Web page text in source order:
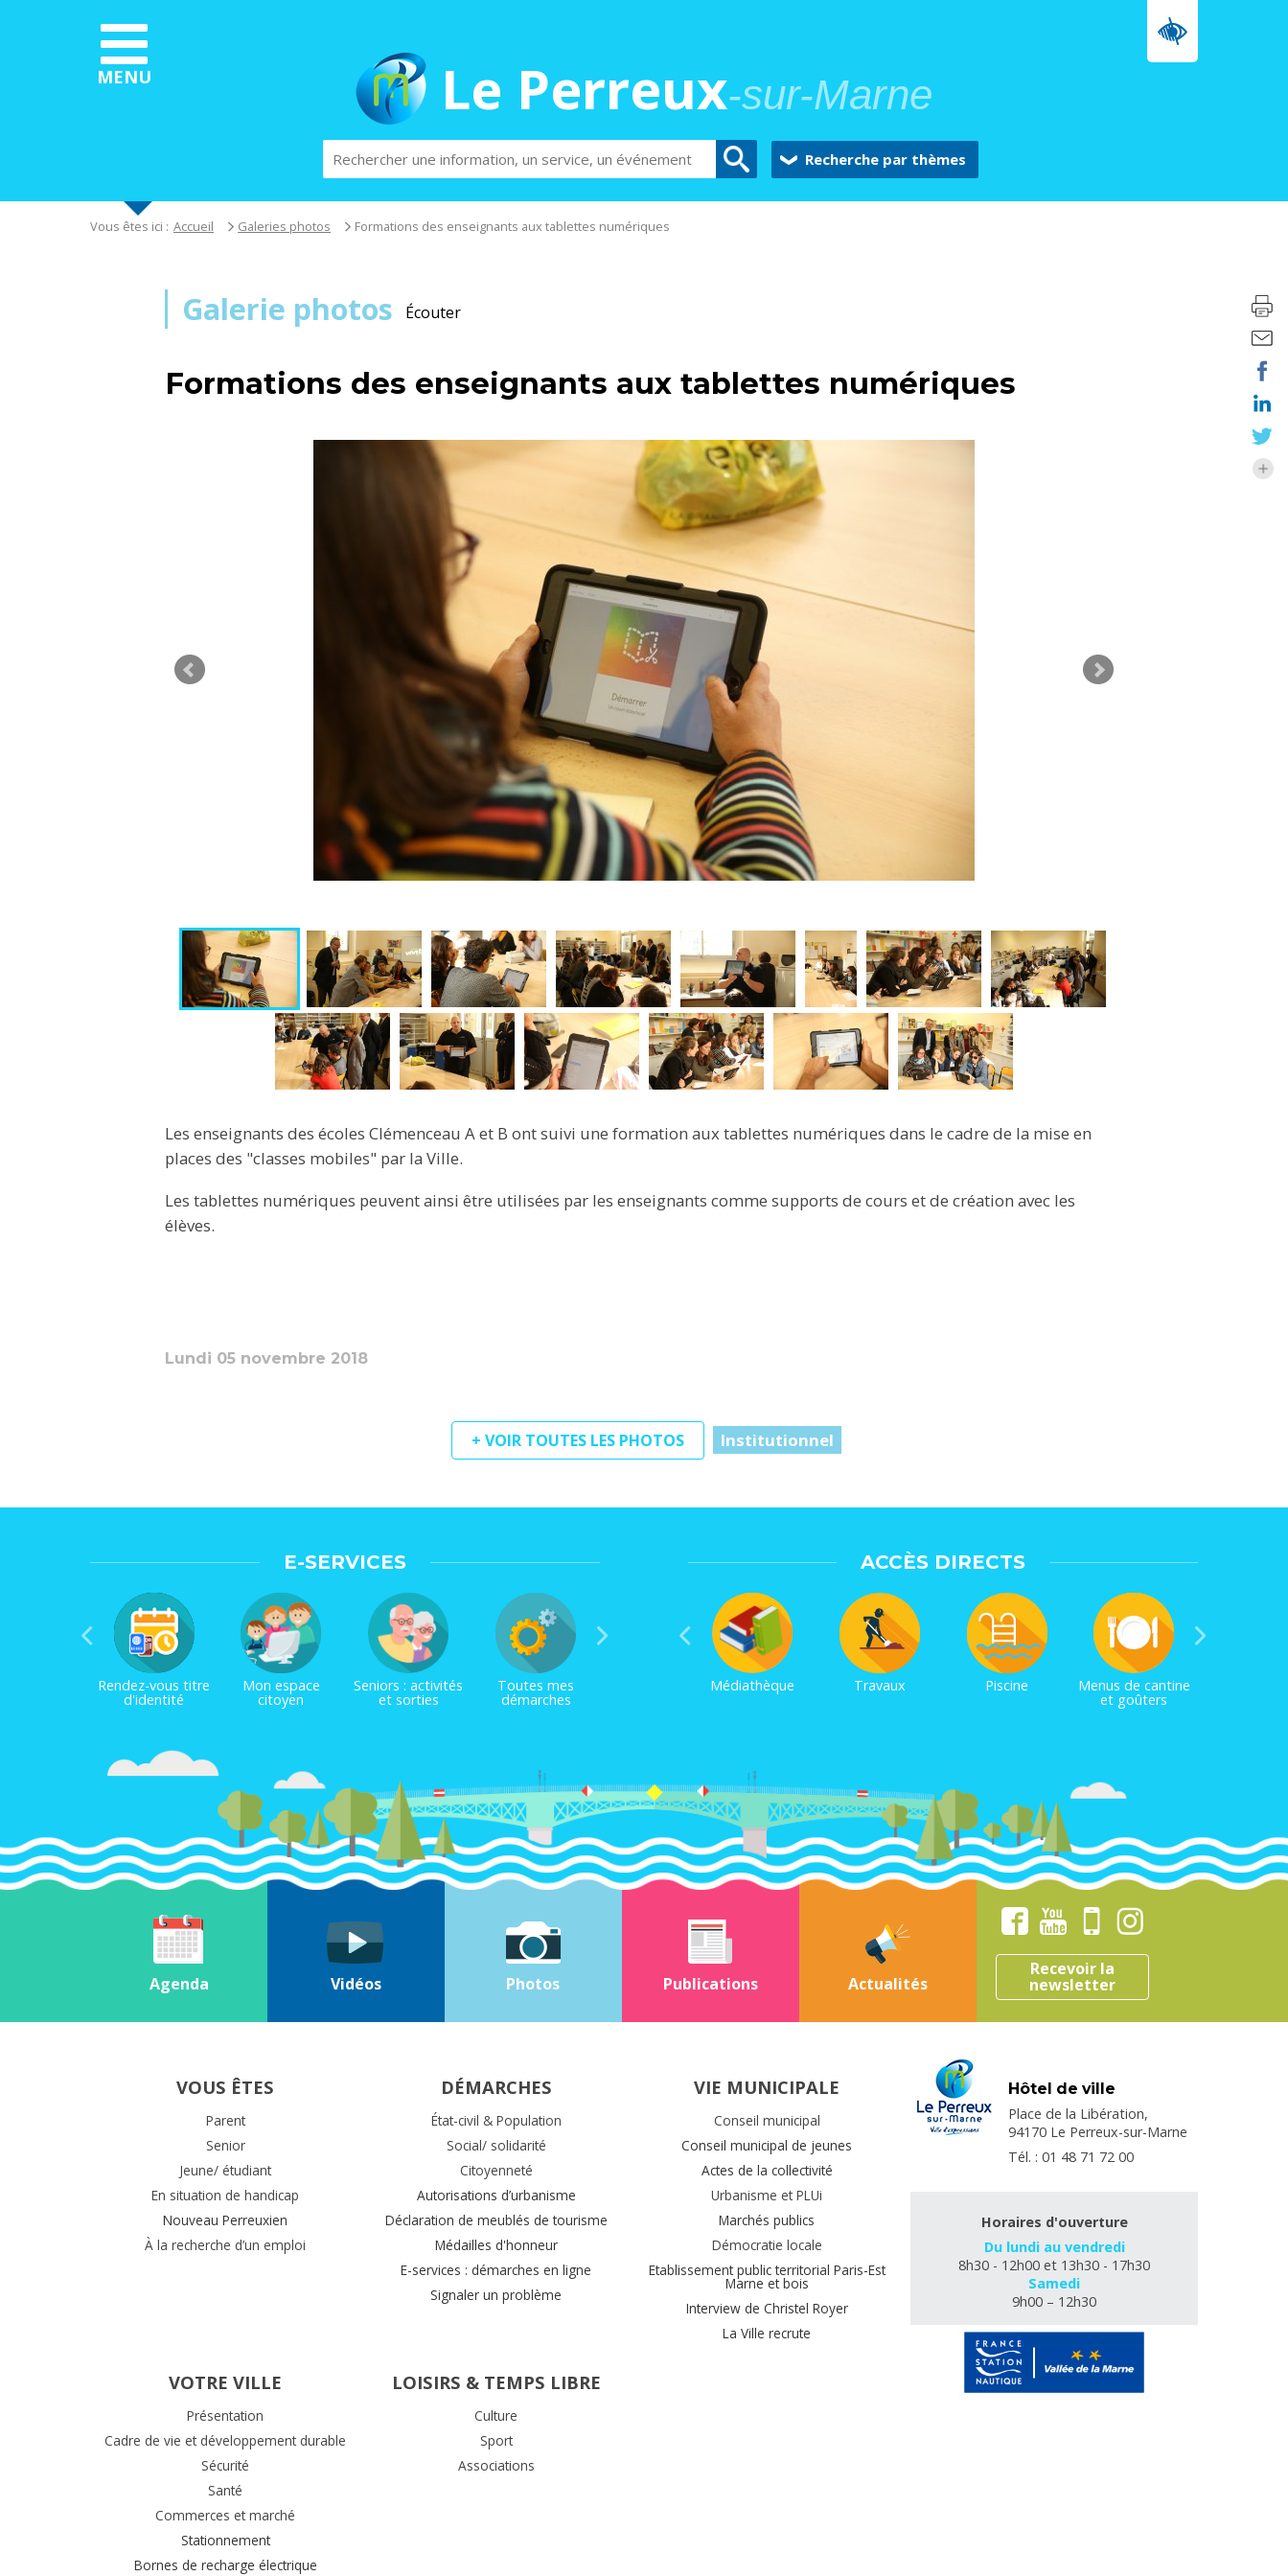
MENU Le Perreux-sur-Marne
Rechercher Recherche par thèmes
Vous êtes ici : Accueil Galeries photos Formations des enseignants aux tablettes numériques
Galerie photos Écouter
Formations des enseignants aux tablettes numériques
Les enseignants des écoles Clémenceau A et B ont suivi une formation aux tablettes numériques dans le cadre de la mise en
places des "classes mobiles" par la Ville.
Les tablettes numériques peuvent ainsi être utilisées par les enseignants comme supports de cours et de création avec les
élèves.
Lundi 05 novembre 2018
+ VOIR TOUTES LES PHOTOS Institutionnel
E-SERVICES
Rendez-vous titre
d'identité
Mon espace
citoyen
Seniors : activités
et sorties
Toutes mes
démarches
ACCÈS DIRECTS
Médiathèque Travaux Piscine Menus de cantine
et goûters
Agenda Vidéos Photos Publications Actualités
Recevoir la
newsletter
VOUS ÊTES
Parent
Senior
Jeune/ étudiant
En situation de handicap
Nouveau Perreuxien
À la recherche d’un emploi
DÉMARCHES
État-civil & Population
Social/ solidarité
Citoyenneté
Autorisations d’urbanisme
Déclaration de meublés de tourisme
Médailles d'honneur
E-services : démarches en ligne
Signaler un problème
VIE MUNICIPALE
Conseil municipal
Conseil municipal de jeunes
Actes de la collectivité
Urbanisme et PLUi
Marchés publics
Démocratie locale
Etablissement public territorial Paris-Est
Marne et bois
Interview de Christel Royer
La Ville recrute
VOTRE VILLE
Présentation
Cadre de vie et développement durable
Sécurité
Santé
Commerces et marché
Stationnement
Bornes de recharge électrique
LOISIRS & TEMPS LIBRE
Culture
Sport
Associations
Hôtel de ville
Place de la Libération,
94170 Le Perreux-sur-Marne
Tél. : 01 48 71 72 00
Horaires d'ouverture
Du lundi au vendredi
8h30 - 12h00 et 13h30 - 17h30
Samedi
9h00 – 12h30